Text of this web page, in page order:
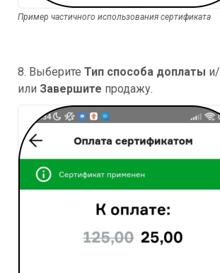
Пример частичного использования сертификата
8. Выберите Тип способа доплаты и/
или Завершите продажу.